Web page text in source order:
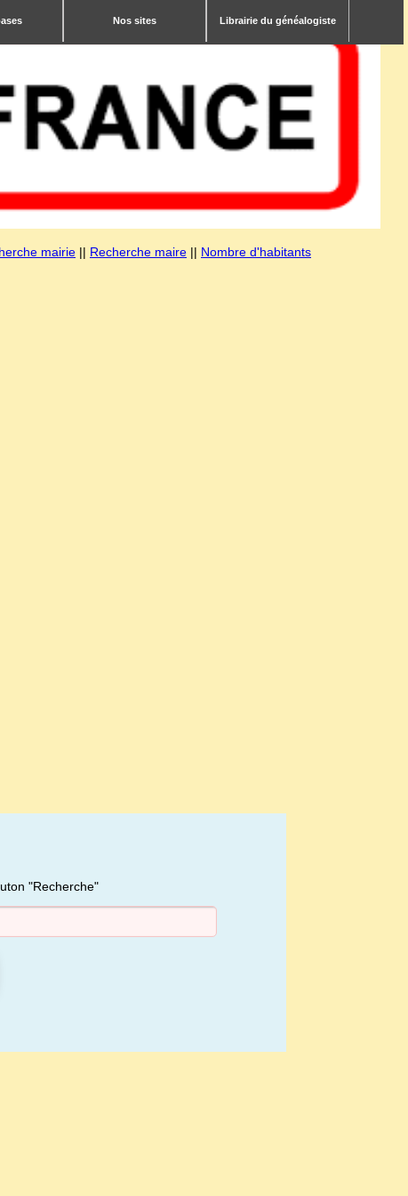
Nos sites Librairie du généalogiste
mairie || Recherche maire || Nombre d'habitants
"Recherche"